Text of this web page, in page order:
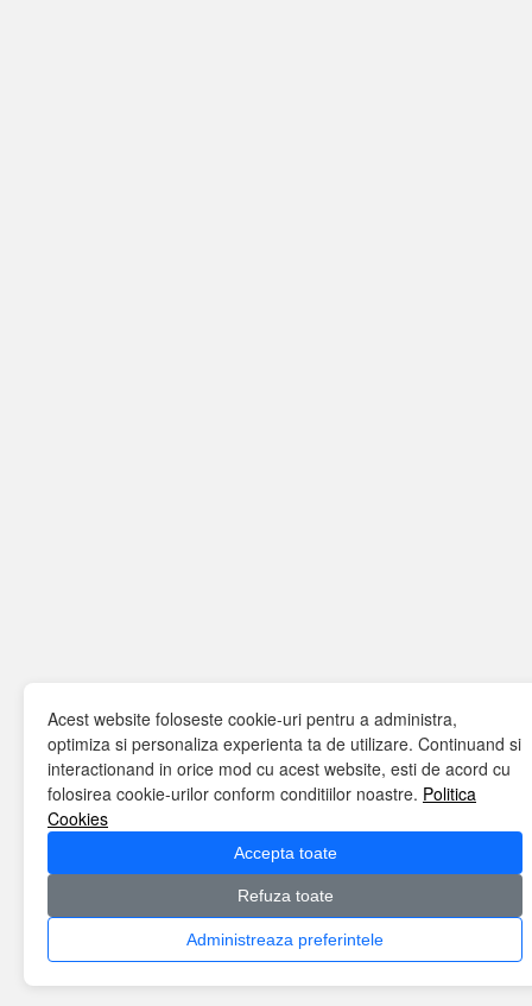
Acest website foloseste cookie-uri pentru a administra,
optimiza si personaliza experienta ta de utilizare. Continuand si
interactionand in orice mod cu acest website, esti de acord cu
folosirea cookie-urilor conform conditiilor noastre. Politica
Cookies
Accepta toate
Refuza toate
Administreaza preferintele